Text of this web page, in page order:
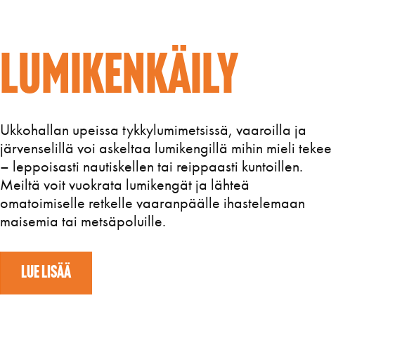
Lumikenkäily
Ukkohallan upeissa tykkylumimetsissä, vaaroilla ja
järvenselillä voi askeltaa lumikengillä mihin mieli tekee
– leppoisasti nautiskellen tai reippaasti kuntoillen.
Meiltä voit vuokrata lumikengät ja lähteä
omatoimiselle retkelle vaaranpäälle ihastelemaan
maisemia tai metsäpoluille.
LUE LISÄÄ